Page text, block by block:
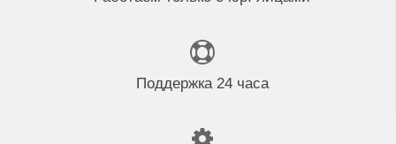
Поддержка 24 часа